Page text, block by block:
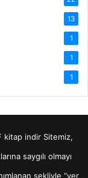
13
1
1
1
kitap indirSitemiz,
saygılı olmayı
şekliyle “yer